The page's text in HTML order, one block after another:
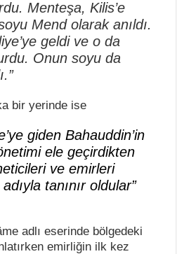
Menteşa, Kilis’e
Mend olarak anıldı.
geldi ve o da
Onun soyu da
bir yerinde ise
giden Bahauddin’in
ele geçirdikten
ve emirleri
tanınır oldular”
adlı eserinde bölgedeki
emirliğin ilk kez